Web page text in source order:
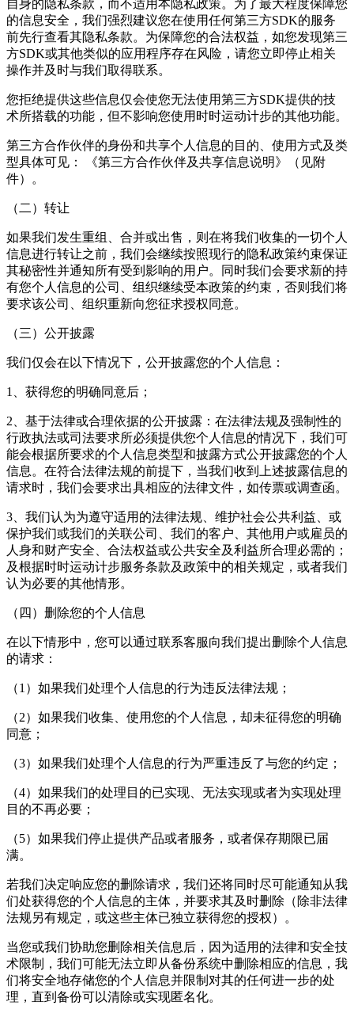
自身的隐私条款，而不适用本隐私政策。为了最大程度保障您
的信息安全，我们强烈建议您在使用任何第三方SDK的服务
前先行查看其隐私条款。为保障您的合法权益，如您发现第三
方SDK或其他类似的应用程序存在风险，请您立即停止相关
操作并及时与我们取得联系。
您拒绝提供这些信息仅会使您无法使用第三方SDK提供的技
术所搭载的功能，但不影响您使用 时时运动计步的其他功能。
第三方合作伙伴的身份和共享个人信息的目的、使用方式及类
型具体可见： 《第三方合作伙伴及共享信息说明》（见附
件）。
（二）转让
如果我们发生重组、合并或出售，则在将我们收集的一切个人
信息进行转让之前，我们会继续按照现行的隐私政策约束保证
其秘密性并通知所有受到影响的用户。同时我们会要求新的持
有您个人信息的公司、组织继续受本政策的约束，否则我们将
要求该公司、组织重新向您征求授权同意。
（三）公开披露
我们仅会在以下情况下，公开披露您的个人信息：
1、获得您的明确同意后；
2、基于法律或合理依据的公开披露：在法律法规及强制性的
行政执法或司法要求所必须提供您个人信息的情况下，我们可
能会根据所要求的个人信息类型和披露方式公开披露您的个人
信息。在符合法律法规的前提下，当我们收到上述披露信息的
请求时，我们会要求出具相应的法律文件，如传票或调查函。
3、我们认为为遵守适用的法律法规、维护社会公共利益、或
保护我们或我们的关联公司、我们的客户、其他用户或雇员的
人身和财产安全、合法权益或公共安全及利益所合理必需的；
及根据时时运动计步服务条款及政策中的相关规定，或者我们
认为必要的其他情形。
（四）删除您的个人信息
在以下情形中，您可以通过联系客服向我们提出删除个人信息
的请求：
（1）如果我们处理个人信息的行为违反法律法规；
（2）如果我们收集、使用您的个人信息，却未征得您的明确
同意；
（3）如果我们处理个人信息的行为严重违反了与您的约定；
（4）如果我们的处理目的已实现、无法实现或者为实现处理
目的不再必要；
（5）如果我们停止提供产品或者服务，或者保存期限已届
满。
若我们决定响应您的删除请求，我们还将同时尽可能通知从我
们处获得您的个人信息的主体，并要求其及时删除（除非法律
法规另有规定，或这些主体已独立获得您的授权）。
当您或我们协助您删除相关信息后，因为适用的法律和安全技
术限制，我们可能无法立即从备份系统中删除相应的信息，我
们将安全地存储您的个人信息并限制对其的任何进一步的处
理，直到备份可以清除或实现匿名化。